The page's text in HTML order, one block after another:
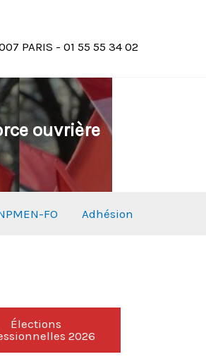
PARIS - 01 55 55 34 02
ouvrière
FO Adhésion
Élections
2026